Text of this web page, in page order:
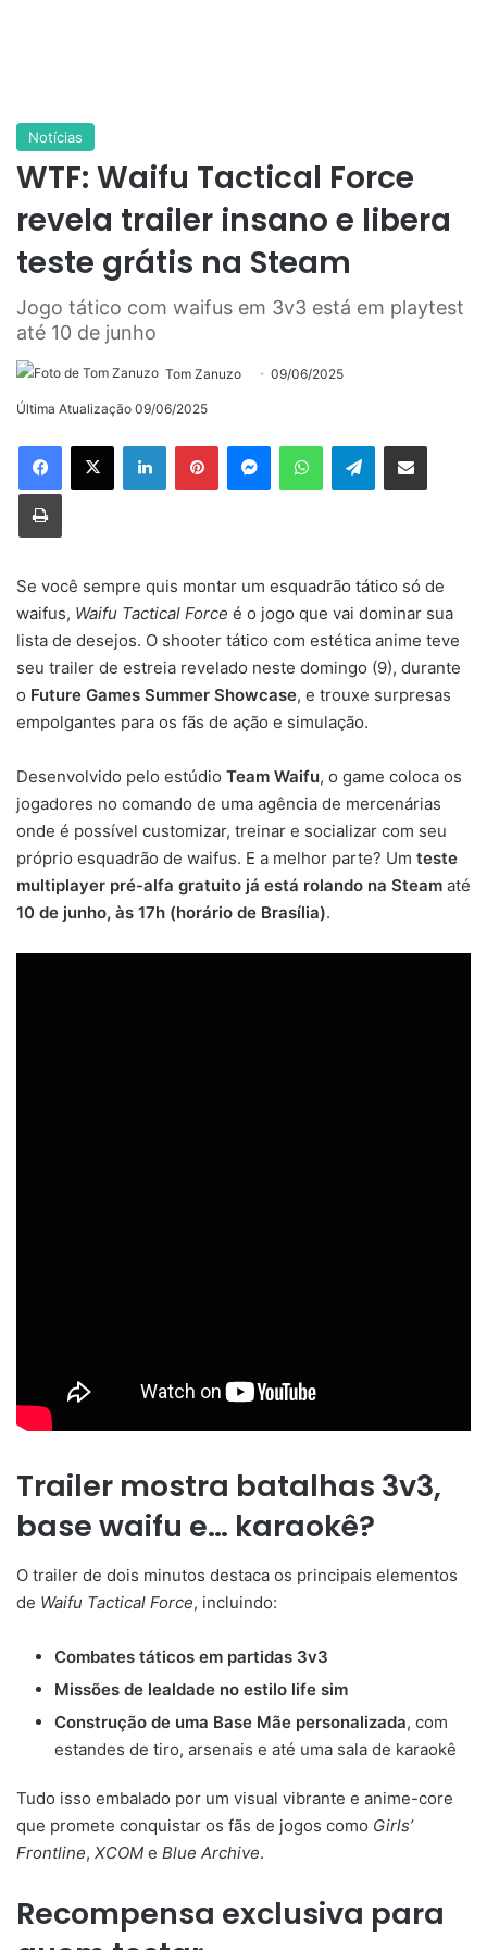
Notícias
WTF: Waifu Tactical Force
revela trailer insano e libera
teste grátis na Steam
Jogo tático com waifus em 3v3 está em playtest
até 10 de junho
Tom Zanuzo 09/06/2025
Última Atualização 09/06/2025
LinkedinPinterestMessengerWhatsAppTelegramCompartilhar via e-mail
Imprimir
Se você sempre quis montar um esquadrão tático só de
waifus, Waifu Tactical Force é o jogo que vai dominar sua
lista de desejos. O shooter tático com estética anime teve
seu trailer de estreia revelado neste domingo (9), durante
o Future Games Summer Showcase, e trouxe surpresas
empolgantes para os fãs de ação e simulação.
Desenvolvido pelo estúdio Team Waifu, o game coloca os
jogadores no comando de uma agência de mercenárias
onde é possível customizar, treinar e socializar com seu
próprio esquadrão de waifus. E a melhor parte? Um teste
multiplayer pré-alfa gratuito já está rolando na Steam até
10 de junho, às 17h (horário de Brasília).
Trailer mostra batalhas 3v3,
base waifu e… karaokê?
O trailer de dois minutos destaca os principais elementos
de Waifu Tactical Force, incluindo:
Combates táticos em partidas 3v3
Missões de lealdade no estilo life sim
Construção de uma Base Mãe personalizada, com
estandes de tiro, arsenais e até uma sala de karaokê
Tudo isso embalado por um visual vibrante e anime-core
que promete conquistar os fãs de jogos como Girls’
Frontline, XCOM e Blue Archive.
Recompensa exclusiva para